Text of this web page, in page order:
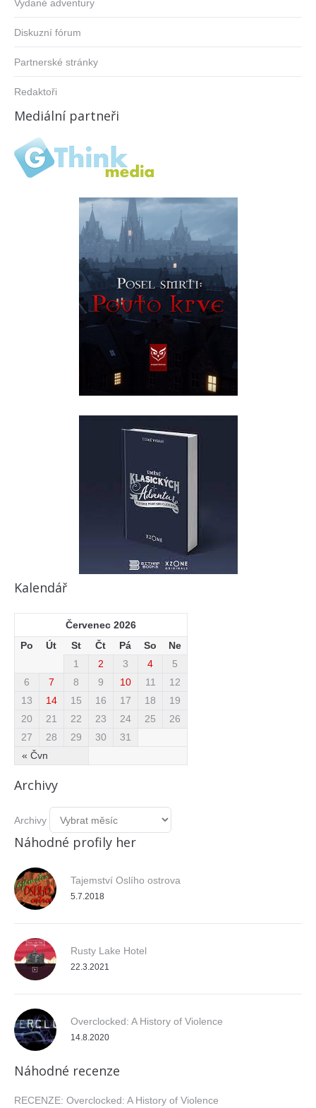
Vydané adventury
Diskuzní fórum
Partnerské stránky
Redaktoři
Mediální partneři
Kalendář
Červenec 2026
Po
Út St Čt Pá So Ne
« Čvn
1 2 3 4
5
6
7 8 9 10 11
12
13
14 15 16 17 18
19
20
21 22 23 24 25
26
27
28 29 30 31
Archivy
Archivy
Náhodné profily her
Tajemství Oslího ostrova
5.7.2018
Rusty Lake Hotel
22.3.2021
Overclocked: A History of Violence
14.8.2020
Náhodné recenze
RECENZE: Overclocked: A History of Violence